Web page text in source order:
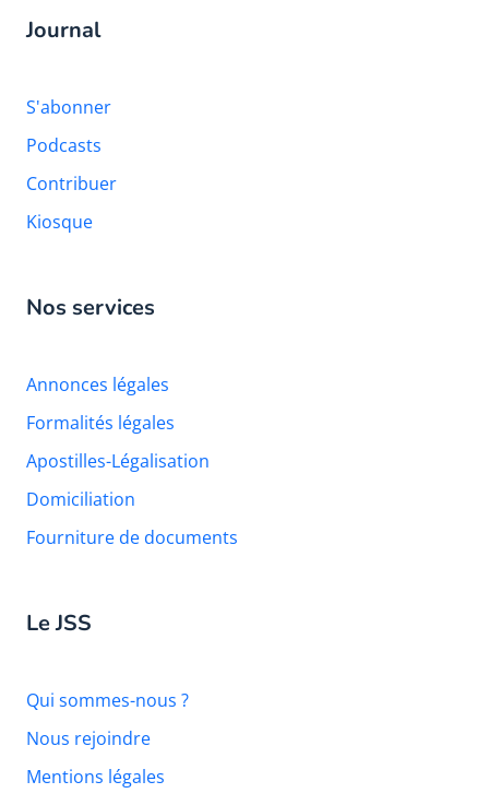
Journal
S'abonner
Podcasts
Contribuer
Kiosque
Nos services
Annonces légales
Formalités légales
Apostilles-Légalisation
Domiciliation
Fourniture de documents
Le JSS
Qui sommes-nous ?
Nous rejoindre
Mentions légales